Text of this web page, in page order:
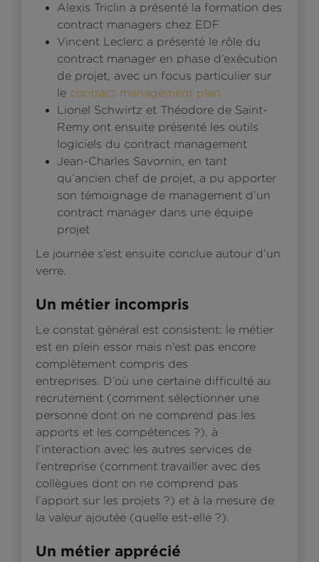
Alexis Triclin a présenté la formation des
contract managers chez EDF
Vincent Leclerc a présenté le rôle du
contract manager en phase d’exécution
de projet, avec un focus particulier sur
le contract management plan
Lionel Schwirtz et Théodore de Saint-
Remy ont ensuite présenté les outils
logiciels du contract management
Jean-Charles Savornin, en tant
qu’ancien chef de projet, a pu apporter
son témoignage de management d’un
contract manager dans une équipe
projet
Le journée s’est ensuite conclue autour d’un
verre.
Un métier incompris
Le constat général est consistent: le métier
est en plein essor mais n’est pas encore
complètement compris des
entreprises. D’où une certaine difficulté au
recrutement (comment sélectionner une
personne dont on ne comprend pas les
apports et les compétences ?), à
l’interaction avec les autres services de
l’entreprise (comment travailler avec des
collègues dont on ne comprend pas
l’apport sur les projets ?) et à la mesure de
la valeur ajoutée (quelle est-elle ?).
Un métier apprécié